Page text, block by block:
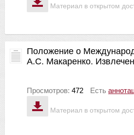
Материал в открытом
Материал в открытом
Положение о
А.С. Макаренко.
Просмотров: 472 Есть